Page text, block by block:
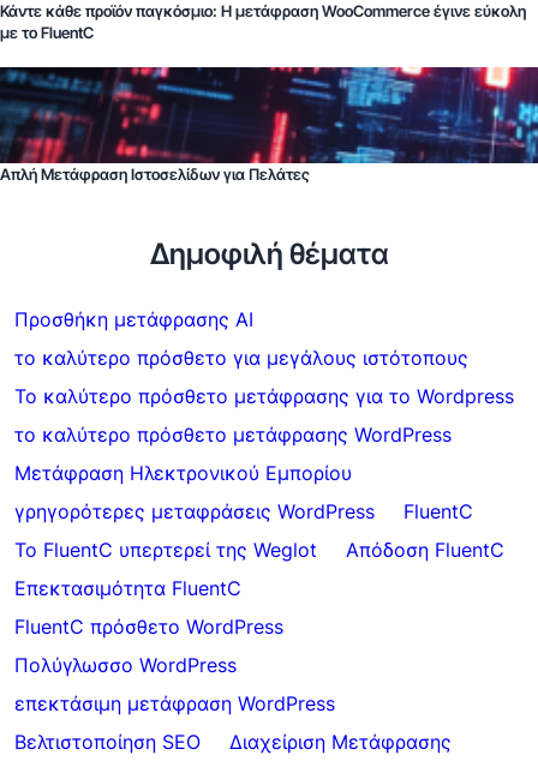
Κάντε κάθε προϊόν παγκόσμιο: Η μετάφραση WooCommerce έγινε εύκολη
με το FluentC
Απλή Μετάφραση Ιστοσελίδων για Πελάτες
Δημοφιλή θέματα
Προσθήκη μετάφρασης AI
το καλύτερο πρόσθετο για μεγάλους ιστότοπους
Το καλύτερο πρόσθετο μετάφρασης για το Wordpress
το καλύτερο πρόσθετο μετάφρασης WordPress
Μετάφραση Ηλεκτρονικού Εμπορίου
γρηγορότερες μεταφράσεις WordPress
FluentC
Το FluentC υπερτερεί της Weglot
Απόδοση FluentC
Επεκτασιμότητα FluentC
FluentC πρόσθετο WordPress
Πολύγλωσσο WordPress
επεκτάσιμη μετάφραση WordPress
Βελτιστοποίηση SEO
Διαχείριση Μετάφρασης